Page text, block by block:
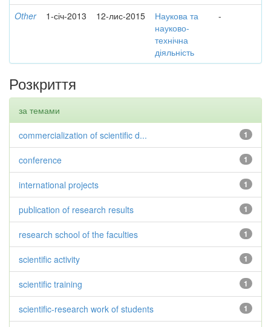
Other 1-січ-2013 12-лис-2015
Наукова та
науково-
технічна
діяльність
-
Розкриття
за темами
1
commercialization of scientific d...
1
conference
1
international projects
1
publication of research results
1
research school of the faculties
1
scientific activity
1
scientific training
1
scientific-research work of students